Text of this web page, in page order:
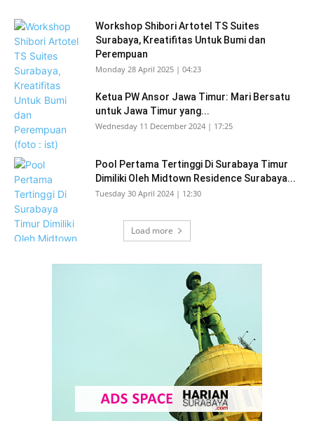
Workshop Shibori Artotel TS Suites
Surabaya, Kreatifitas Untuk Bumi dan
Perempuan
Monday 28 April 2025 | 04:23
Ketua PW Ansor Jawa Timur: Mari Bersatu
untuk Jawa Timur yang...
Wednesday 11 December 2024 | 17:25
Pool Pertama Tertinggi Di Surabaya Timur
Dimiliki Oleh Midtown Residence Surabaya...
Tuesday 30 April 2024 | 12:30
Load more